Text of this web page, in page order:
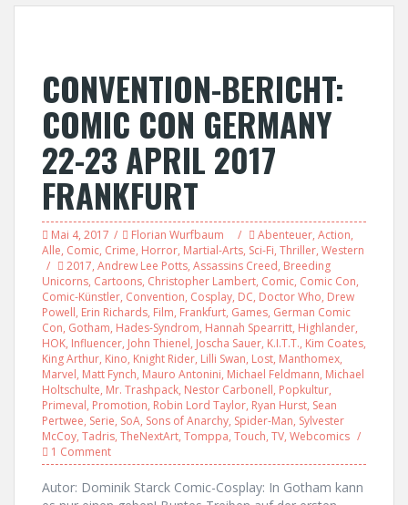
CONVENTION-BERICHT:
COMIC CON GERMANY
22-23 APRIL 2017
FRANKFURT
Mai 4, 2017 Florian Wurfbaum Abenteuer, Action,
Alle, Comic, Crime, Horror, Martial-Arts, Sci-Fi, Thriller, Western
2017, Andrew Lee Potts, Assassins Creed, Breeding
Unicorns, Cartoons, Christopher Lambert, Comic, Comic Con,
Comic-Künstler, Convention, Cosplay, DC, Doctor Who, Drew
Powell, Erin Richards, Film, Frankfurt, Games, German Comic
Con, Gotham, Hades-Syndrom, Hannah Spearritt, Highlander,
HOK, Influencer, John Thienel, Joscha Sauer, K.I.T.T., Kim Coates,
King Arthur, Kino, Knight Rider, Lilli Swan, Lost, Manthomex,
Marvel, Matt Fynch, Mauro Antonini, Michael Feldmann, Michael
Holtschulte, Mr. Trashpack, Nestor Carbonell, Popkultur,
Primeval, Promotion, Robin Lord Taylor, Ryan Hurst, Sean
Pertwee, Serie, SoA, Sons of Anarchy, Spider-Man, Sylvester
McCoy, Tadris, TheNextArt, Tomppa, Touch, TV, Webcomics
1 Comment
Autor: Dominik Starck Comic-Cosplay: In Gotham kann